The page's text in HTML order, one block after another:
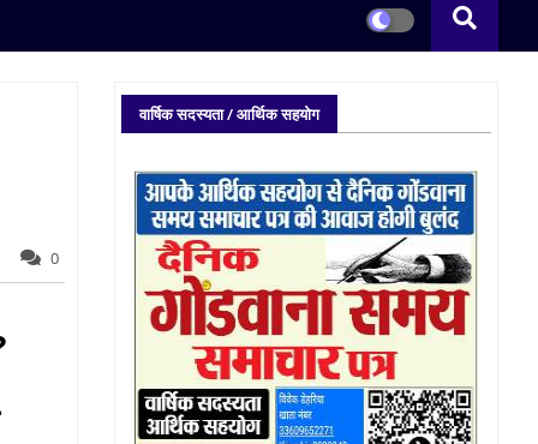
0
वार्षिक सदस्यता / आर्थिक सहयोग